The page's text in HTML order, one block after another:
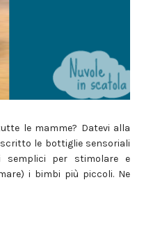
le mamme? Datevi alla
le bottiglie sensoriali
per stimolare e
i bimbi più piccoli. Ne